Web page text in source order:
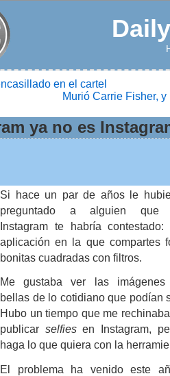
en el cartel
Murió Carrie Fisher,
ya no es
Si hace un par de años le
preguntado a alguien que
Instagram te habría contestado:
aplicación en la que compartes
bonitas cuadradas con filtros.
Me gustaba ver las imágenes
bellas de lo cotidiano que podían
Hubo un tiempo que me
publicar selfiesen Instagram,
haga lo que quiera con la
El problema ha venido este